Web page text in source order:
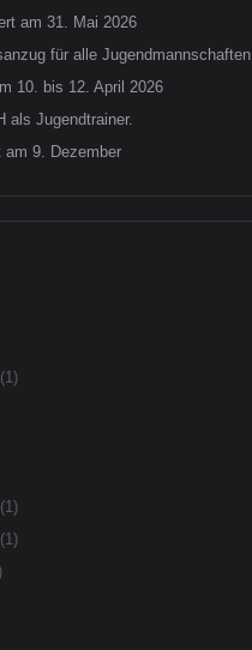
am 31. Mai 2026
für alle Jugendmannschaften
10. bis 12. April 2026
als Jugendtrainer.
am 9. Dezember
(1)
(1)
(1)